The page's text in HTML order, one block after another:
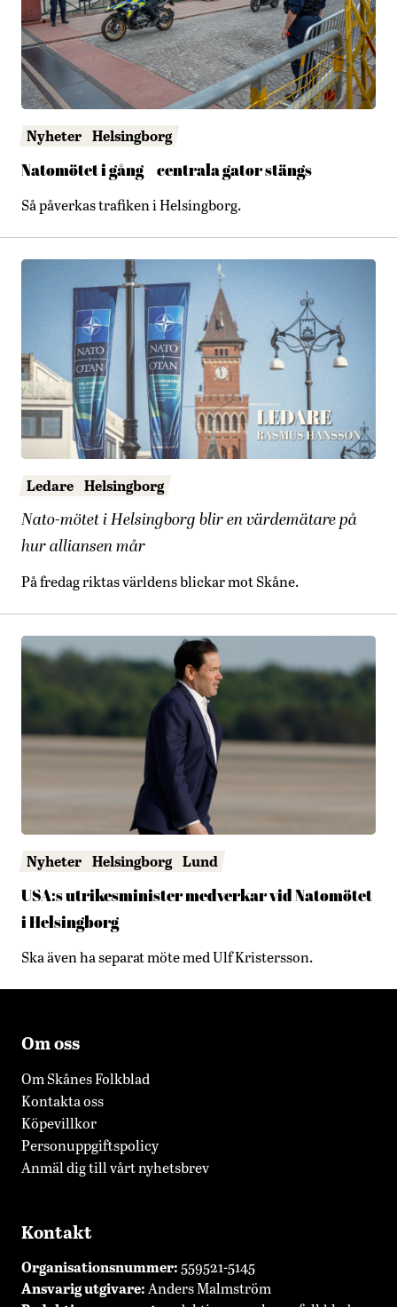
Nyheter Helsingborg
Natomötet i gång – centrala gator stängs
Så påverkas trafiken i Helsingborg.
Ledare Helsingborg
Nato-mötet i Helsingborg blir en värdemätare på
hur alliansen mår
På fredag riktas världens blickar mot Skåne.
Nyheter Helsingborg Lund
USA:s utrikesminister medverkar vid Natomötet
i Helsingborg
Ska även ha separat möte med Ulf Kristersson.
Om oss
Om Skånes Folkblad
Kontakta oss
Köpevillkor
Personuppgiftspolicy
Anmäl dig till vårt nyhetsbrev
Kontakt
Organisationsnummer:559521-5145
Ansvarig utgivare:Anders Malmström